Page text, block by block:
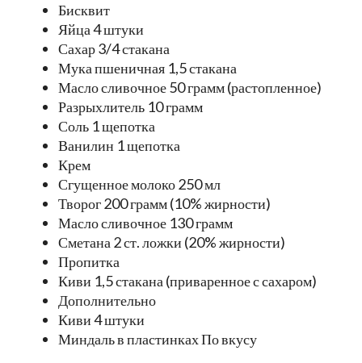
Бисквит
Яйца 4 штуки
Сахар 3/4 стакана
Мука пшеничная 1,5 стакана
Масло сливочное 50 грамм (растопленное)
Разрыхлитель 10 грамм
Соль 1 щепотка
Ванилин 1 щепотка
Крем
Сгущенное молоко 250 мл
Творог 200 грамм (10% жирности)
Масло сливочное 130 грамм
Сметана 2 ст. ложки (20% жирности)
Пропитка
Киви 1,5 стакана (приваренное с сахаром)
Дополнительно
Киви 4 штуки
Миндаль в пластинках По вкусу